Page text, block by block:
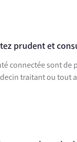
prudent et
connectée sont
traitant ou tout